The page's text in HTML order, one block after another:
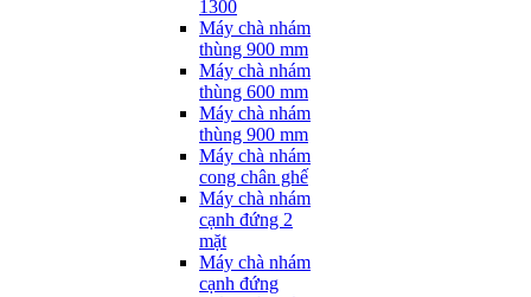
1300
Máy chà nhám
thùng 900 mm
Máy chà nhám
thùng 600 mm
Máy chà nhám
thùng 900 mm
Máy chà nhám
cong chân ghế
Máy chà nhám
cạnh đứng 2
mặt
Máy chà nhám
cạnh đứng